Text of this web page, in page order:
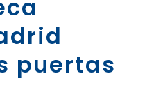
puertas